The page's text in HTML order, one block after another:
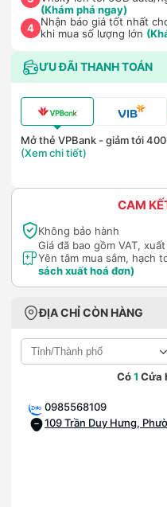
(Khám phá ngay)
4 Nhận báo giá tốt nhất
khi mua số lượng lớn
ƯU ĐÃI THANH TOÁN
Mở thẻ VPBank - giảm tới
(Xem chi tiết)
CAM
Không bảo hành
Giá đã bao gồm VAT,
Yên tâm mua sắm, hạch
sách xuất hoá đơn)
ĐỊA CHỈ CÒN HÀNG
Có1 Cửa
0985568109
109 Trần Duy Hưng,